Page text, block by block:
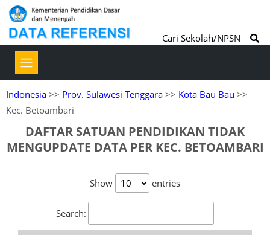
Cari Sekolah/NPSN
Indonesia >> Prov. Sulawesi Tenggara >> Kota Bau Bau >>
Kec. Betoambari
DAFTAR SATUAN PENDIDIKAN TIDAK
MENGUPDATE DATA PER KEC. BETOAMBARI
Show entries
Search: